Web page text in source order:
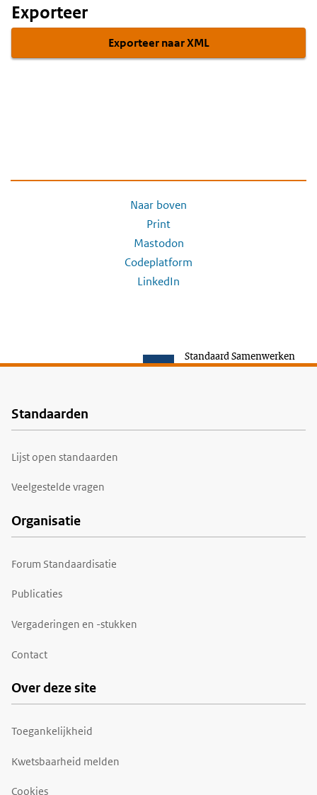
Exporteer
Exporteer naar XML
Naar boven
Print
Mastodon
Codeplatform
LinkedIn
Standaard Samenwerken
Voet
Standaarden
Lijst open standaarden
Veelgestelde vragen
Organisatie
Forum Standaardisatie
Publicaties
Vergaderingen en -stukken
Contact
Over deze site
Toegankelijkheid
Kwetsbaarheid melden
Cookies